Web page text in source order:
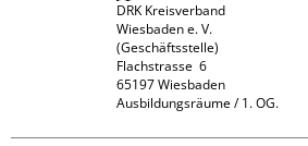
DRK Kreisverband
Wiesbaden e. V.
(Geschäftsstelle)
Flachstrasse  6
65197 Wiesbaden
Ausbildungsräume / 1. OG.